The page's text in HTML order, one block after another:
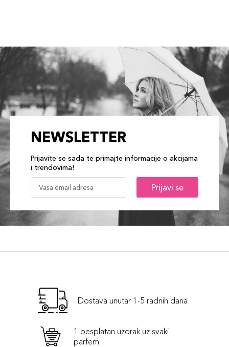
NEWSLETTER
Prijavite se sada te primajte informacije o akcijama
i trendovima!
Prijavi se
Dostava unutar 1-5 radnih dana
1 besplatan uzorak uz svaki
parfem